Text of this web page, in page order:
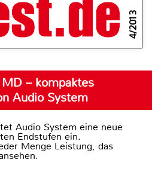
4/2013
– kompaktes
Audio System
Audio System eine neue
Endstufen ein.
Menge Leistung, das